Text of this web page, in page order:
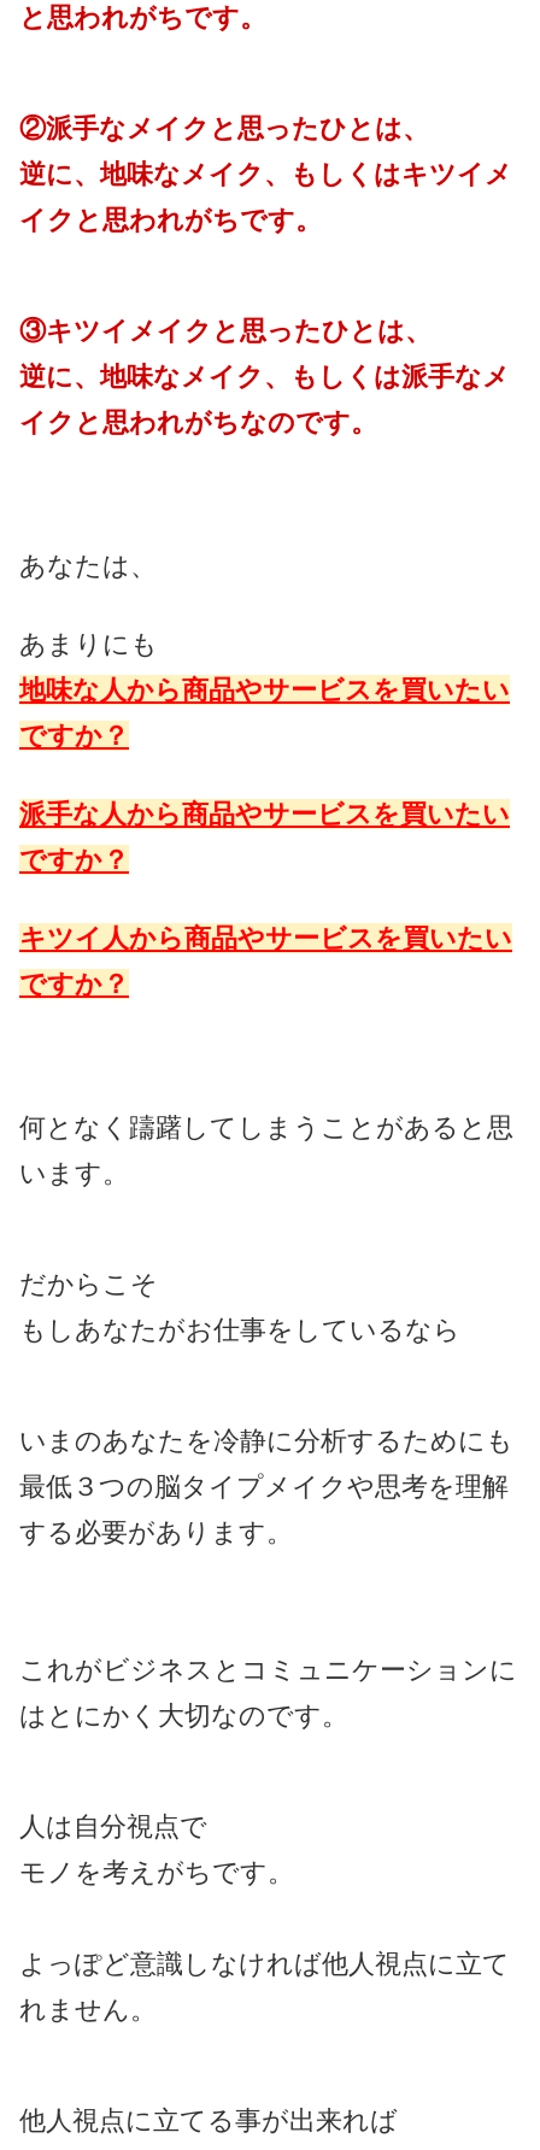
と思われがちです。
②派手なメイクと思ったひとは、
逆に、地味なメイク、もしくはキツイメ
イクと思われがちです。
③キツイメイクと思ったひとは、
逆に、地味なメイク、もしくは派手なメ
イクと思われがちなのです。
あなたは、
あまりにも
地味な人から商品やサービスを買いたい
ですか？
派手な人から商品やサービスを買いたい
ですか？
キツイ人から商品やサービスを買いたい
ですか？
何となく躊躇してしまうことがあると思
います。
だからこそ
もしあなたがお仕事をしているなら
いまのあなたを冷静に分析するためにも
最低３つの脳タイプメイクや思考を理解
する必要があります。
これがビジネスとコミュニケーションに
はとにかく大切なのです。
人は自分視点で
モノを考えがちです。
よっぽど意識しなければ他人視点に立て
れません。
他人視点に立てる事が出来れば